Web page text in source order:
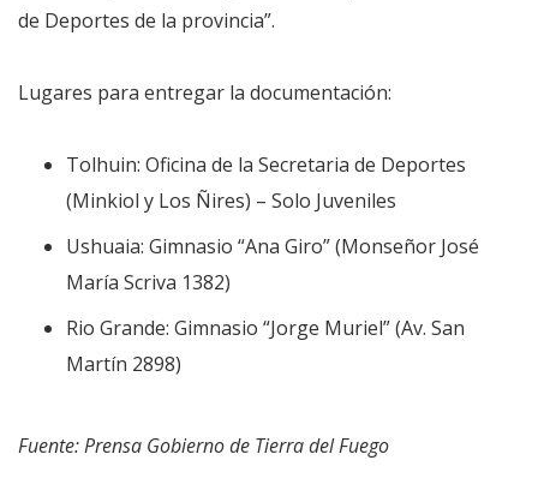
de Deportes de la provincia”.
Lugares para entregar la documentación:
Tolhuin: Oficina de la Secretaria de Deportes
(Minkiol y Los Ñires) – Solo Juveniles
Ushuaia: Gimnasio “Ana Giro” (Monseñor José
María Scriva 1382)
Rio Grande: Gimnasio “Jorge Muriel” (Av. San
Martín 2898)
Fuente: Prensa Gobierno de Tierra del Fuego